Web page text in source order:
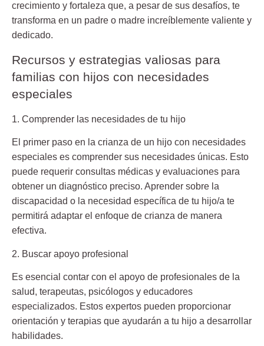
crecimiento y fortaleza que, a pesar de sus desafíos, te
transforma en un padre o madre increíblemente valiente y
dedicado.
Recursos y estrategias valiosas para
familias con hijos con necesidades
especiales
1. Comprender las necesidades de tu hijo
El primer paso en la crianza de un hijo con necesidades
especiales es comprender sus necesidades únicas. Esto
puede requerir consultas médicas y evaluaciones para
obtener un diagnóstico preciso. Aprender sobre la
discapacidad o la necesidad específica de tu hijo/a te
permitirá adaptar el enfoque de crianza de manera
efectiva.
2. Buscar apoyo profesional
Es esencial contar con el apoyo de profesionales de la
salud, terapeutas, psicólogos y educadores
especializados. Estos expertos pueden proporcionar
orientación y terapias que ayudarán a tu hijo a desarrollar
habilidades.